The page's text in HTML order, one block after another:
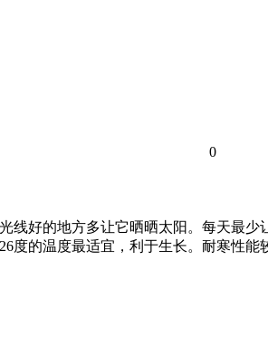
0
好的地方多让它晒晒太阳。每天最
度的温度最适宜，利于生长。耐寒性